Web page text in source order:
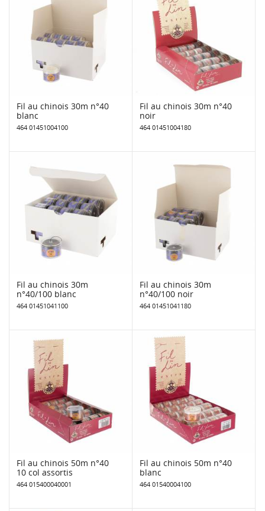
Fil au chinois 30m n°40
blanc
464 01451004100
Fil au chinois 30m n°40
noir
464 01451004180
Fil au chinois 30m
n°40/100 blanc
464 01451041100
Fil au chinois 30m
n°40/100 noir
464 01451041180
Fil au chinois 50m n°40
10 col assortis
464 015400040001
Fil au chinois 50m n°40
blanc
464 01540004100